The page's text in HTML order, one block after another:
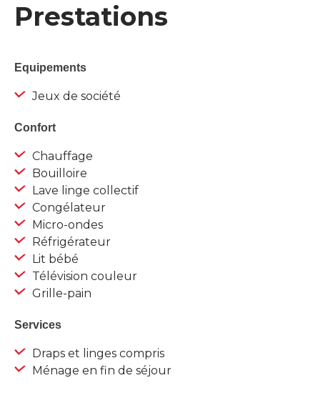
Prestations
Equipements
Jeux de société
Confort
Chauffage
Bouilloire
Lave linge collectif
Congélateur
Micro-ondes
Réfrigérateur
Lit bébé
Télévision couleur
Grille-pain
Services
Draps et linges compris
Ménage en fin de séjour